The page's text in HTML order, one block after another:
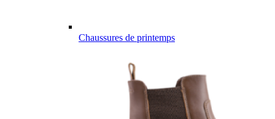
Chaussures de printemps